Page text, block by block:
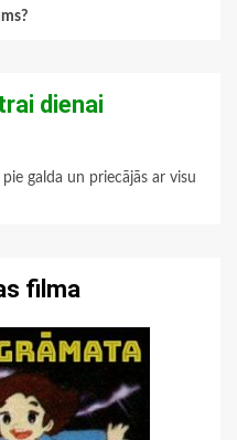
dienai
galda un priecājās ar visu
filma